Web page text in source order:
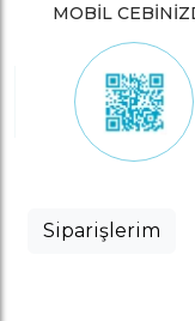
MOBİL
Siparişlerim